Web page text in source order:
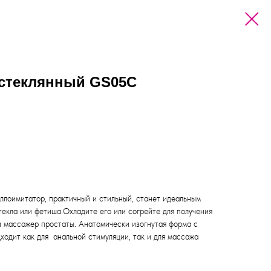
GS05C
практичный и стильный, станет идеальным
или фетиша.Охладите его или согрейте для получения
простаты. Анатомически изогнутая форма с
как для анальной стимуляции, так и для массажа